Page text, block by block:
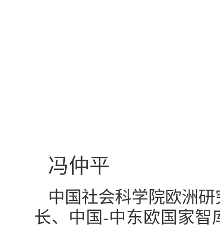
冯仲平
中国社会科学院欧洲
长、中国-中东欧国家智